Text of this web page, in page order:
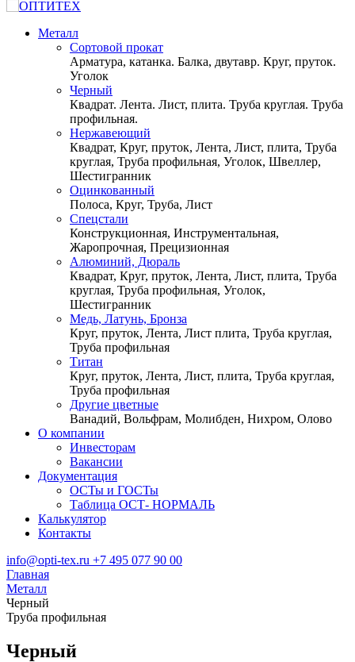
Металл
Сортовой прокат
Арматура, катанка. Балка, двутавр. Круг, пруток.
Уголок
Черный
Квадрат. Лента. Лист, плита. Труба круглая. Труба
профильная.
Нержавеющий
Квадрат, Круг, пруток, Лента, Лист, плита, Труба
круглая, Труба профильная, Уголок, Швеллер,
Шестигранник
Оцинкованный
Полоса, Круг, Труба, Лист
Спецстали
Конструкционная, Инструментальная,
Жаропрочная, Прецизионная
Алюминий, Дюраль
Квадрат, Круг, пруток, Лента, Лист, плита, Труба
круглая, Труба профильная, Уголок,
Шестигранник
Медь, Латунь, Бронза
Круг, пруток, Лента, Лист плита, Труба круглая,
Труба профильная
Титан
Круг, пруток, Лента, Лист, плита, Труба круглая,
Труба профильная
Другие цветные
Ванадий, Вольфрам, Молибден, Нихром, Олово
О компании
Инвесторам
Вакансии
Документация
ОСТы и ГОСТы
Таблица ОСТ- НОРМАЛЬ
Калькулятор
Контакты
info@opti-tex.ru +7 495 077 90 00
Главная
Металл
Черный
Труба профильная
Черный